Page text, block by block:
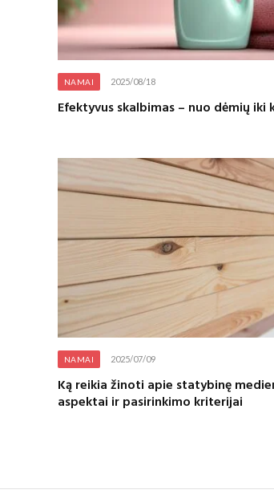
NAMAI 2025/08/18
Efektyvus skalbimas – nuo dėmių iki
NAMAI 2025/07/09
Ką reikia žinoti apie statybinę
aspektai ir pasirinkimo kriterijai